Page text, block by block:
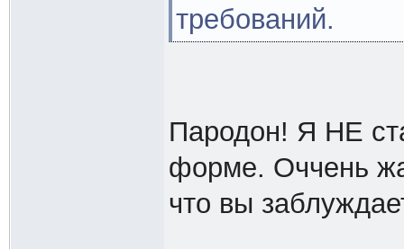
требований.
Пародон! Я НЕ
форме. Оччень
что вы